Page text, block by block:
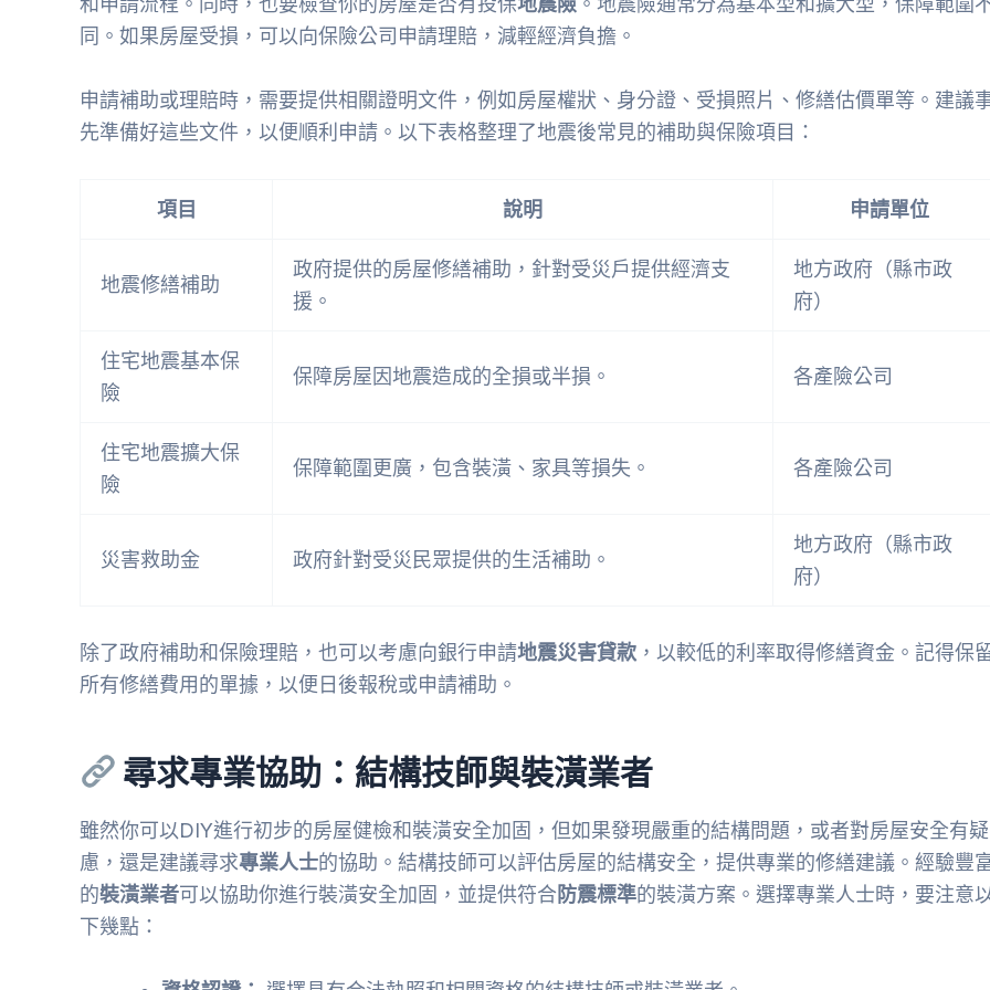
同。如果房屋受損，可以向保險公司申請理賠，減輕經濟負擔。
申請補助或理賠時，需要提供相關證明文件，例如房屋權狀、身分證、受損照片、修繕估價單等。建議
先準備好這些文件，以便順利申請。以下表格整理了地震後常見的補助與保險項目：
項目 說明 申請單位
地震修繕補助
政府提供的房屋修繕補助，針對受災戶提供經濟支
援。
地方政府（縣市政
府）
住宅地震基本保
險
保障房屋因地震造成的全損或半損。 各產險公司
住宅地震擴大保
險
保障範圍更廣，包含裝潢、家具等損失。 各產險公司
災害救助金 政府針對受災民眾提供的生活補助。
地方政府（縣市政
府）
除了政府補助和保險理賠，也可以考慮向銀行申請地震災害貸款 ，以較低的利率取得修繕資金。記得保
所有修繕費用的單據，以便日後報稅或申請補助。
尋求專業協助：結構技師與裝潢業者
雖然你可以DIY進行初步的房屋健檢和裝潢安全加固，但如果發現嚴重的結構問題，或者對房屋安全有疑
慮，還是建議尋求專業人士的協助。結構技師可以評估房屋的結構安全，提供專業的修繕建議。經驗豐
的裝潢業者可以協助你進行裝潢安全加固，並提供符合防震標準的裝潢方案。選擇專業人士時，要注意
下幾點：